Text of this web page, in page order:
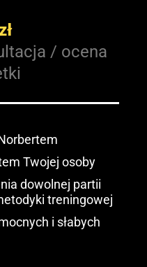
/ ocena
Twojej osoby
dowolnej partii
treningowej
i słabych